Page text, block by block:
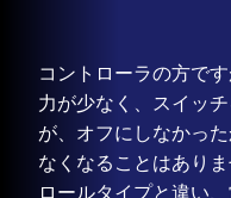
コントローラの方で
力が少なく、スイッ
が、オフにしなかっ
なくなることはあり
ロールタイプと違い